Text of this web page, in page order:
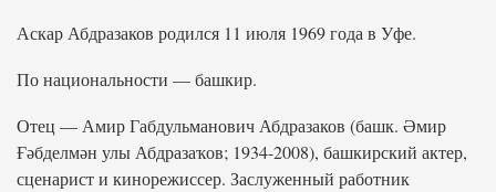
Аскар Абдразаков родился 11 июля 1969 года в Уфе.
По национальности — башкир.
Отец — Амир Габдульманович Абдразаков (башк. Әмир
Ғәбделмән улы Абдразаҡов; 1934-2008), башкирский актер,
сценарист и кинорежиссер. Заслуженный работник